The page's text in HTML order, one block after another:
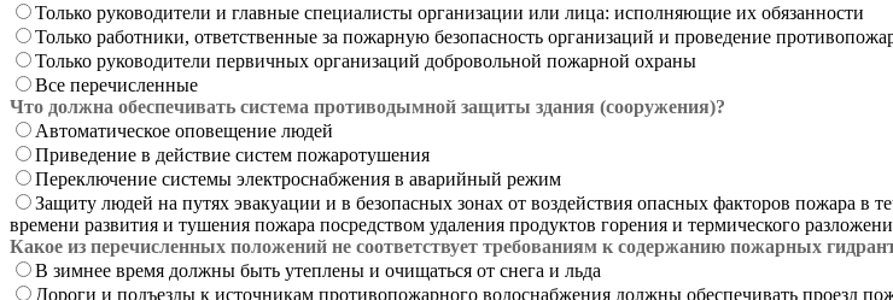
Только руководители и главные специалисты организации или лица: исполняющие их обязанности
Только работники, ответственные за пожарную безопасность организаций и проведение
Только руководители первичных организаций добровольной пожарной охраны
Все перечисленные
Что должна обеспечивать система противодымной защиты здания (сооружения)?
Автоматическое оповещение людей
Приведение в действие систем пожаротушения
Переключение системы электроснабжения в аварийный режим
Защиту людей на путях эвакуации и в безопасных зонах от воздействия опасных факторов пожара в
времени развития и тушения пожара посредством удаления продуктов горения и термического
Какое из перечисленных положений не соответствует требованиям к содержанию пожарных
В зимнее время должны быть утеплены и очищаться от снега и льда
Дороги и подъезды к источникам противопожарного водоснабжения должны обеспечивать проезд